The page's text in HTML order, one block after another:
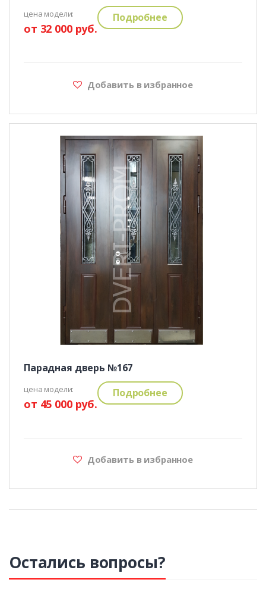
цена модели:
от 32 000 руб.
Подробнее
Добавить в избранное
Парадная дверь №167
цена модели:
от 45 000 руб.
Подробнее
Добавить в избранное
Остались вопросы?